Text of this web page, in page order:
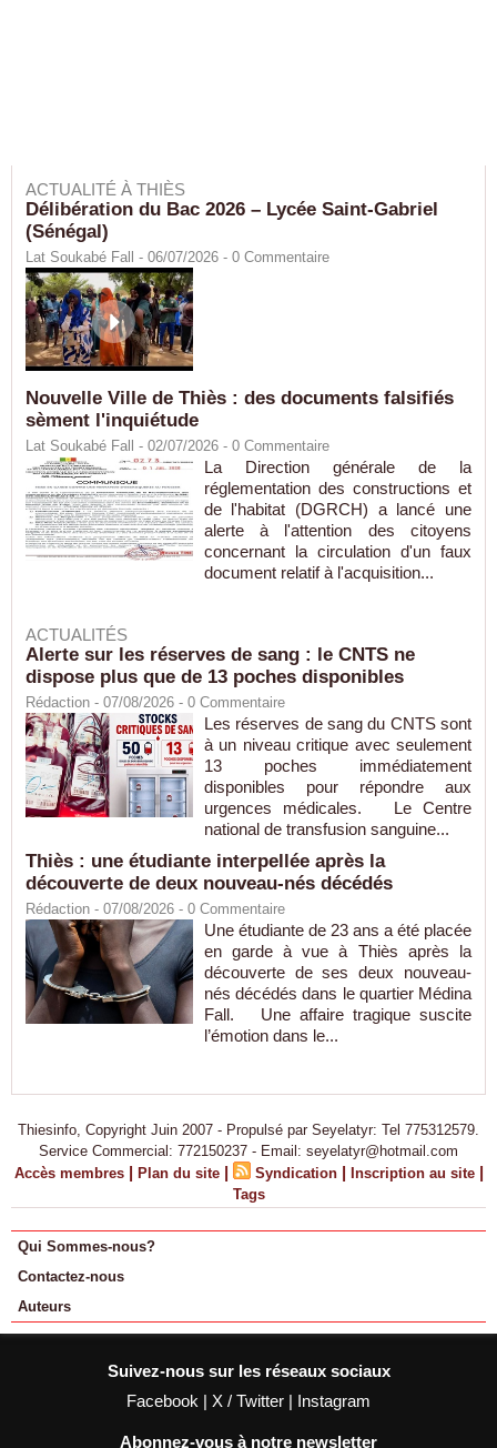
ACTUALITÉ À THIÈS
Délibération du Bac 2026 – Lycée Saint-Gabriel
(Sénégal)
Lat Soukabé Fall - 06/07/2026 - 0 Commentaire
Nouvelle Ville de Thiès : des documents falsifiés
sèment l'inquiétude
Lat Soukabé Fall - 02/07/2026 - 0 Commentaire
La Direction générale de la
réglementation des constructions et
de l'habitat (DGRCH) a lancé une
alerte à l'attention des citoyens
concernant la circulation d'un faux
document relatif à l'acquisition...
ACTUALITÉS
Alerte sur les réserves de sang : le CNTS ne
dispose plus que de 13 poches disponibles
Rédaction - 07/08/2026 - 0 Commentaire
Les réserves de sang du CNTS sont
à un niveau critique avec seulement
13 poches immédiatement
disponibles pour répondre aux
urgences médicales. Le Centre
national de transfusion sanguine...
Thiès : une étudiante interpellée après la
découverte de deux nouveau-nés décédés
Rédaction - 07/08/2026 - 0 Commentaire
Une étudiante de 23 ans a été placée
en garde à vue à Thiès après la
découverte de ses deux nouveau-
nés décédés dans le quartier Médina
Fall. Une affaire tragique suscite
l’émotion dans le...
Thiesinfo, Copyright Juin 2007 - Propulsé par Seyelatyr: Tel 775312579.
Service Commercial: 772150237 - Email: seyelatyr@hotmail.com
Accès membres | Plan du site | Syndication | Inscription au site |
Tags
Qui Sommes-nous?
Contactez-nous
Auteurs
Suivez-nous sur les réseaux sociaux
Facebook | X / Twitter | Instagram
Abonnez-vous à notre newsletter